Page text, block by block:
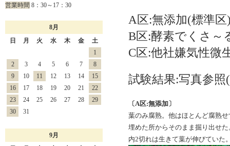
A区:無添加(標準区
B区:酵素でくさ～
C区:他社嫌気性微
試験結果:写真参照
〔A区:無添加〕
葉のみ腐熟。他はほとんど腐熟せ
埋めた所からそのまま掘り出せた
内2切れは生きて葉が伸びていた
営業時間 8：30～17：30
8月
日
月 火 水 木 金
土
1
2
3 4 5 6 7
8
9
10 11 12 13 14
15
16
17 18 19 20 21
22
23
24 25 26 27 28
29
30
31
9月